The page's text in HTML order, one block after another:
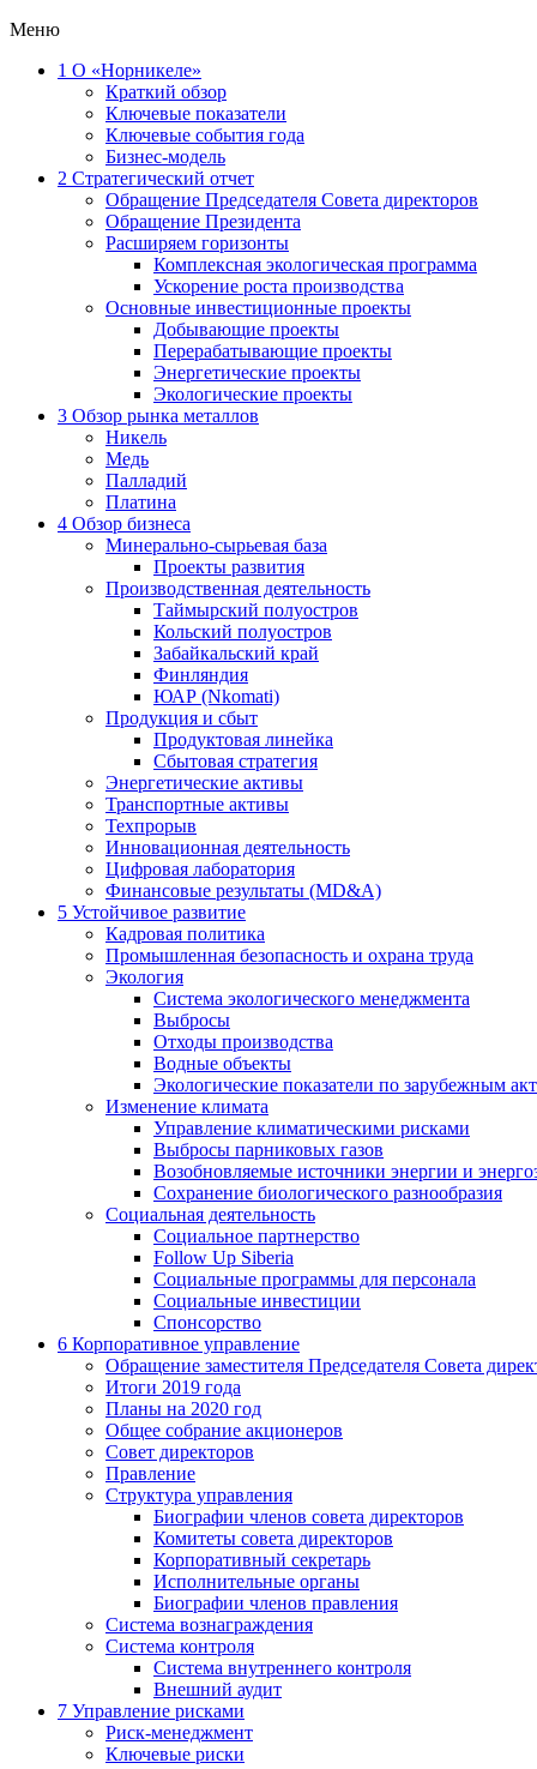
Меню
1 О «Норникеле»
Краткий обзор
Ключевые показатели
Ключевые события года
Бизнес-модель
2 Стратегический отчет
Обращение Председателя Совета директоров
Обращение Президента
Расширяем горизонты
Комплексная экологическая программа
Ускорение роста производства
Основные инвестиционные проекты
Добывающие проекты
Перерабатывающие проекты
Энергетические проекты
Экологические проекты
3 Обзор рынка металлов
Никель
Медь
Палладий
Платина
4 Обзор бизнеса
Минерально-сырьевая база
Проекты развития
Производственная деятельность
Таймырский полуостров
Кольский полуостров
Забайкальский край
Финляндия
ЮАР (Nkomati)
Продукция и сбыт
Продуктовая линейка
Сбытовая стратегия
Энергетические активы
Транспортные активы
Техпрорыв
Инновационная деятельность
Цифровая лаборатория
Финансовые результаты (MD&A)
5 Устойчивое развитие
Кадровая политика
Промышленная безопасность и охрана труда
Экология
Система экологического менеджмента
Выбросы
Отходы производства
Водные объекты
Экологические показатели по зарубежным
Изменение климата
Управление климатическими рисками
Выбросы парниковых газов
Возобновляемые источники энергии и
Сохранение биологического разнообразия
Социальная деятельность
Социальное партнерство
Follow Up Siberia
Социальные программы для персонала
Социальные инвестиции
Спонсорство
6 Корпоративное управление
Обращение заместителя Председателя Совета
Итоги 2019 года
Планы на 2020 год
Общее собрание акционеров
Совет директоров
Правление
Структура управления
Биографии членов совета директоров
Комитеты совета директоров
Корпоративный секретарь
Исполнительные органы
Биографии членов правления
Система вознаграждения
Система контроля
Система внутреннего контроля
Внешний аудит
7 Управление рисками
Риск-менеджмент
Ключевые риски